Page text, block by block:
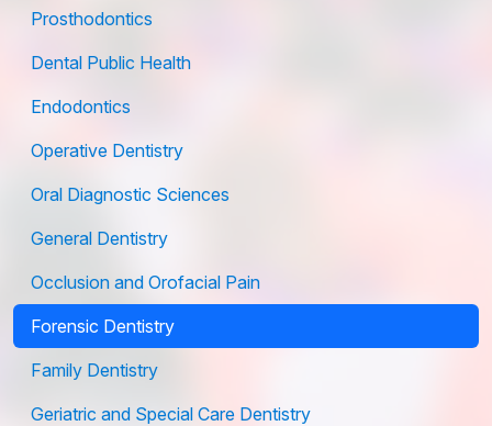
Prosthodontics
Dental Public Health
Endodontics
Operative Dentistry
Oral Diagnostic Sciences
General Dentistry
Occlusion and Orofacial Pain
Forensic Dentistry
Family Dentistry
Geriatric and Special Care Dentistry